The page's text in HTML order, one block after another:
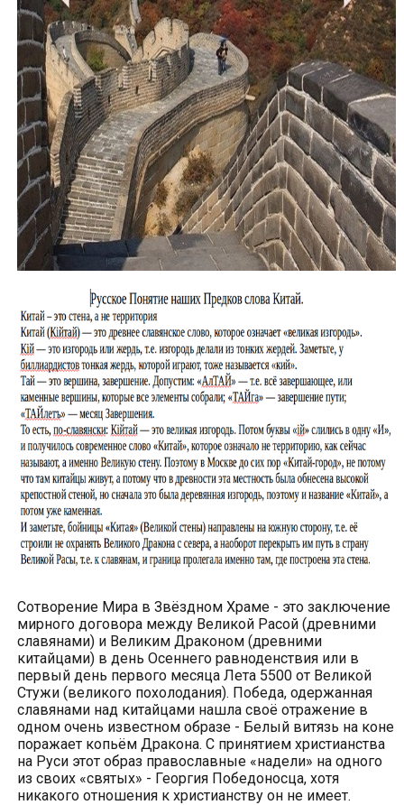
Сотворение Мира в Звёздном Храме - это заключение
мирного договора между Великой Расой (древними
славянами) и Великим Драконом (древними
китайцами) в день Осеннего равноденствия или в
первый день первого месяца Лета 5500 от Великой
Стужи (великого похолодания). Победа, одержанная
славянами над китайцами нашла своё отражение в
одном очень известном образе - Белый витязь на коне
поражает копьём Дракона. С принятием христианства
на Руси этот образ православные «надели» на одного
из своих «святых» - Георгия Победоносца, хотя
никакого отношения к христианству он не имеет.